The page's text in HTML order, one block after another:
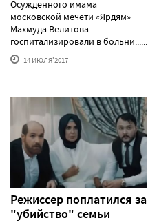
Осужденного имама
московской мечети «Ярдям»
Махмуда Велитова
госпитализировали в больни......
14 ИЮЛЯ'2017
Режиссер поплатился за
"убийство" семьи